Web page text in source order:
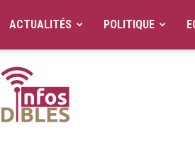
ACTUALITÉS POLITIQUE